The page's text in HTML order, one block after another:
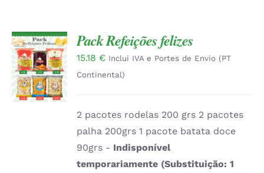
ADICIONAR
/
DETALHES
Pack Refeições felizes
15.18 € Inclui IVA e Portes de Envio (PT
Continental)
2 pacotes rodelas 200 grs 2 pacotes
palha 200grs 1 pacote batata doce
90grs - Indisponível
temporariamente (Substituição: 1